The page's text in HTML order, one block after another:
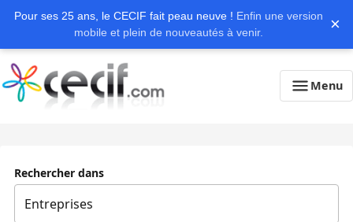
Pour ses 25 ans, le CECIF fait peau neuve ! Enfin une version
mobile et plein de nouveautés à venir.
×
Menu
Rechercher dans